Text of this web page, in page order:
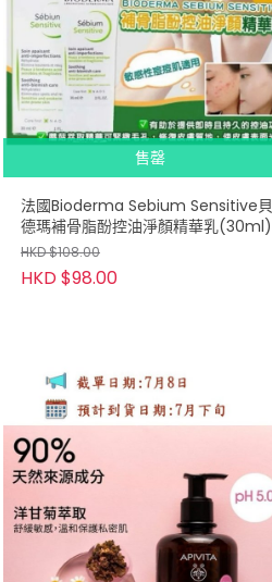
售罄
法國Bioderma Sebium Sensitive貝
德瑪補骨脂酚控油淨顏精華乳(30ml)
HKD $108.00
HKD $98.00